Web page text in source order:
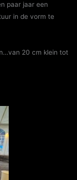
paar jaar een
in de vorm te
20 cm klein tot